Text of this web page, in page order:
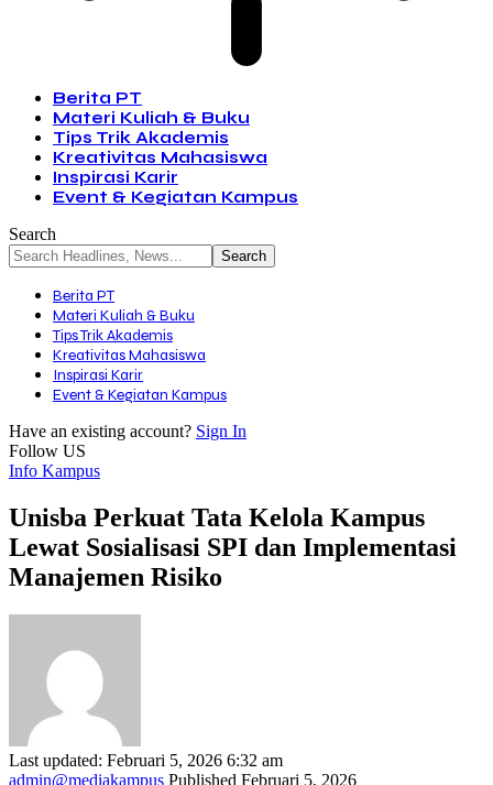
Berita PT
Materi Kuliah & Buku
Tips Trik Akademis
Kreativitas Mahasiswa
Inspirasi Karir
Event & Kegiatan Kampus
Search
Berita PT
Materi Kuliah & Buku
Tips Trik Akademis
Kreativitas Mahasiswa
Inspirasi Karir
Event & Kegiatan Kampus
Have an existing account? Sign In
Follow US
Info Kampus
Unisba Perkuat Tata Kelola Kampus
Lewat Sosialisasi SPI dan Implementasi
Manajemen Risiko
Last updated: Februari 5, 2026 6:32 am
admin@mediakampus Published Februari 5, 2026